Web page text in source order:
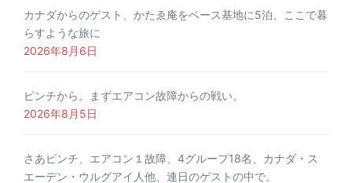
カナダからのゲスト、かたゑ庵をベース基地に5泊、ここで暮
らすような旅に
2026年8月6日
ピンチから。まずエアコン故障からの戦い。
2026年8月5日
さあピンチ、エアコン１故障、4グループ18名、カナダ・ス
エーデン・ウルグアイ人他、連日のゲストの中で。